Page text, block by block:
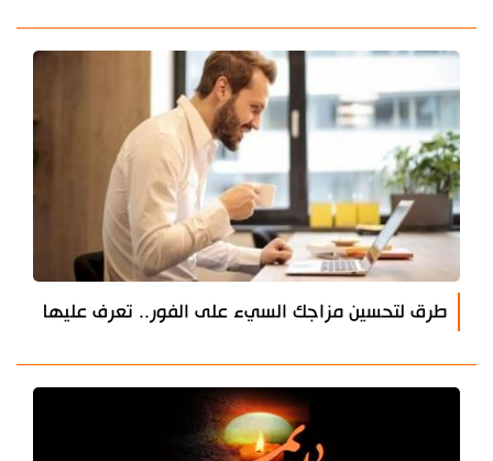
طرق لتحسين مزاجك السيء على الفور.. تعرف عليها